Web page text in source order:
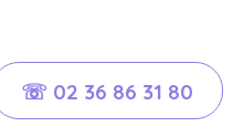
☏ 02 36 86 31 80